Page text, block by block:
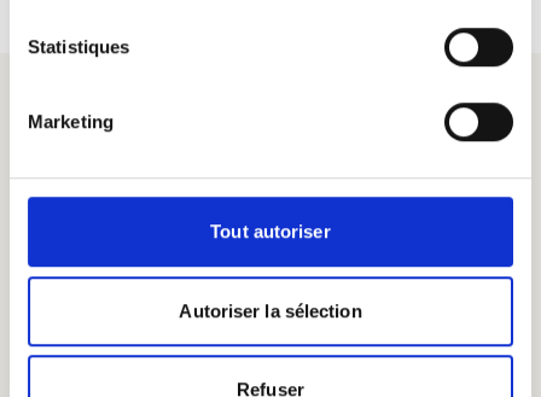
Statistiques
Marketing
Tout autoriser
Autoriser la sélection
Refuser
verankerd is in een
brouwkennis.
Proef onze bieren bij onze